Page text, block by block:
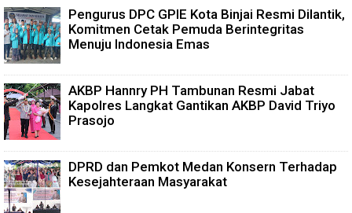
Pengurus DPC GPIE Kota Binjai Resmi Dilantik,
Komitmen Cetak Pemuda Berintegritas
Menuju Indonesia Emas
AKBP Hannry PH Tambunan Resmi Jabat
Kapolres Langkat Gantikan AKBP David Triyo
Prasojo
DPRD dan Pemkot Medan Konsern Terhadap
Kesejahteraan Masyarakat